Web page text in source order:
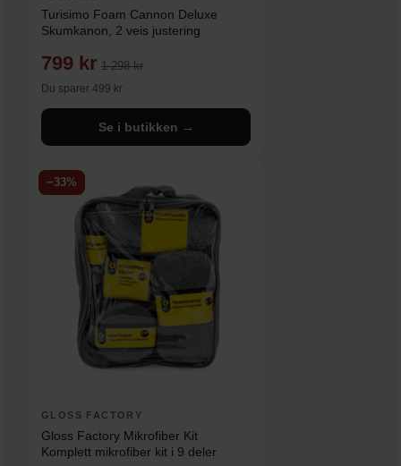
Turisimo Foam Cannon Deluxe
Skumkanon, 2 veis justering
799 kr 1 298 kr
Du sparer 499 kr
Se i butikken →
−33%
GLOSS FACTORY
Gloss Factory Mikrofiber Kit
Komplett mikrofiber kit i 9 deler